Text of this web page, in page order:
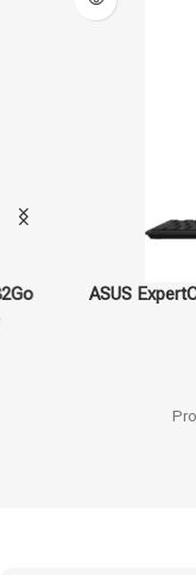
ASUS ExpertCenter